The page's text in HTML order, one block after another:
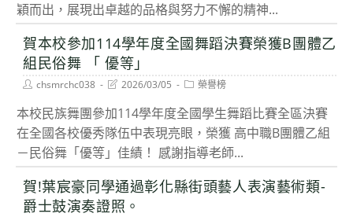
穎而出，展現出卓越的品格與努力不懈的精神...
賀本校參加114學年度全國舞蹈決賽榮獲B團體乙
組民俗舞 「 優等」
Postchsmrchc038
Post
modified:
2026/03/05
Post榮譽榜
本校民族舞團參加114學年度全國學生舞蹈比賽全區決賽
在全國各校優秀隊伍中表現亮眼，榮獲 高中職B團體乙組
－民俗舞「優等」佳績！ 感謝指導老師...
賀!葉宸豪同學通過彰化縣街頭藝人表演藝術類-
爵士鼓演奏證照。